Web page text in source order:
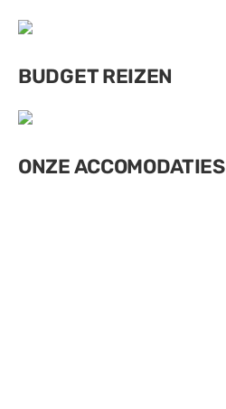
BUDGET REIZEN
ONZE ACCOMODATIES